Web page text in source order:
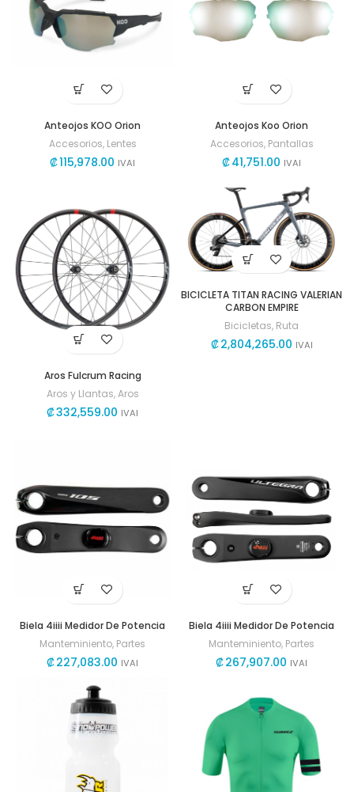
Anteojos KOO Orion
Accesorios, Lentes
₡115,978.00 IVAI
Anteojos Koo Orion
Accesorios, Pantallas
₡41,751.00 IVAI
Aros Fulcrum Racing
Aros y Llantas,Aros
₡332,559.00 IVAI
BICICLETA TITAN RACING VALERIAN
CARBON EMPIRE
Bicicletas, Ruta
₡2,804,265.00 IVAI
Biela 4iiii Medidor De Potencia
Manteminiento, Partes
₡227,083.00 IVAI
Biela 4iiii Medidor De Potencia
Manteminiento, Partes
₡267,907.00 IVAI